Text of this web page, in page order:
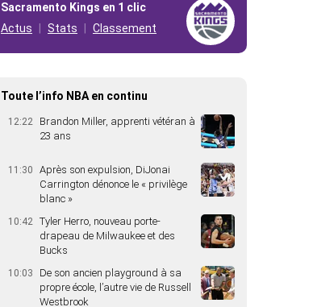
Sacramento Kings en 1 clic
Actus
Stats Classement
Toute l’info NBA en continu
12:22
Brandon Miller, apprenti vétéran à
23 ans
11:30
Après son expulsion, DiJonai
Carrington dénonce le « privilège
blanc »
10:42 Tyler Herro, nouveau porte-
drapeau de Milwaukee et des
Bucks
10:03
De son ancien playground à sa
propre école, l’autre vie de Russell
Westbrook